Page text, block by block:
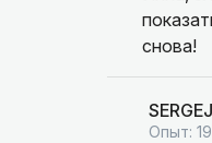
снова!
Опыт: